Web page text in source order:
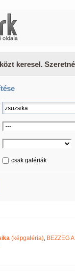
keresel.
csak galériák
(képgaléria), BEZZEG